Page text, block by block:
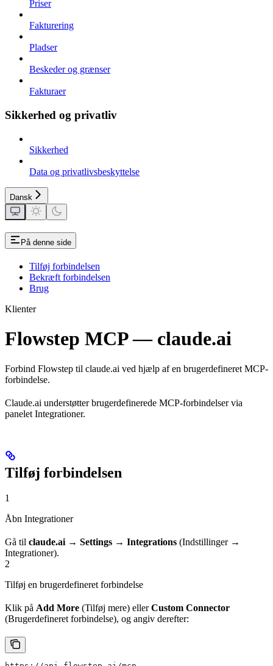
Priser
Fakturering
Pladser
Beskeder og grænser
Fakturaer
Sikkerhed og privatliv
Sikkerhed
Data og privatlivsbeskyttelse
Dansk
På denne side
Tilføj forbindelsen
Bekræft forbindelsen
Brug
Klienter
Flowstep MCP — claude.ai
Forbind Flowstep til claude.ai ved hjælp af en brugerdefineret MCP-
forbindelse.
Claude.ai understøtter brugerdefinerede MCP-forbindelser via
panelet Integrationer.
Tilføj forbindelsen
1
Åbn Integrationer
Gå til claude.ai → Settings → Integrations (Indstillinger →
Integrationer).
2
Tilføj en brugerdefineret forbindelse
Klik på Add More (Tilføj mere) ellerCustom Connector
(Brugerdefineret forbindelse), og angiv derefter: